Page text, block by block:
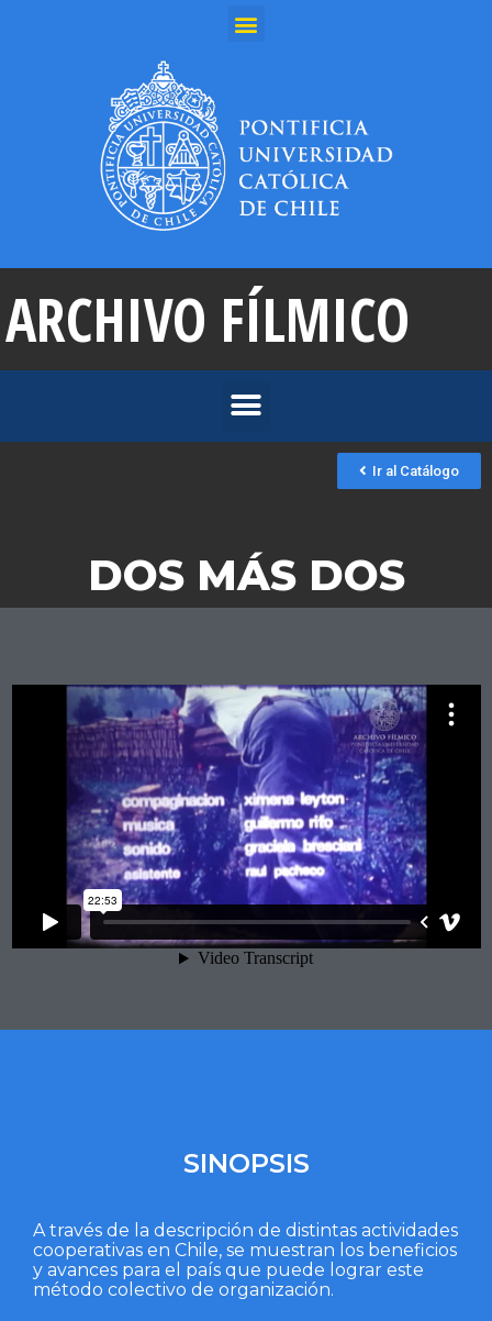
ARCHIVO FÍLMICO
Ir al Catálogo
DOS MÁS DOS
SINOPSIS
A través de la descripción de distintas actividades
cooperativas en Chile, se muestran los beneficios
y avances para el país que puede lograr este
método colectivo de organización.